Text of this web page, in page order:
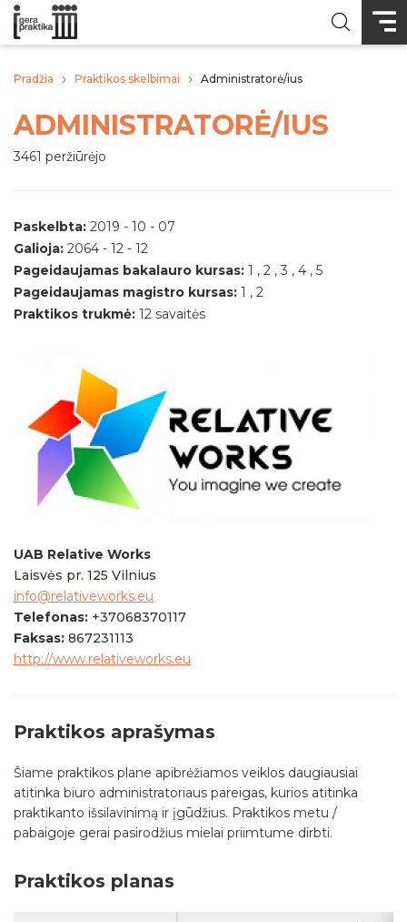
Pradžia Praktikos skelbimai Administratorė/ius
ADMINISTRATORĖ/IUS
3461 peržiūrėjo
Paskelbta: 2019 - 10 - 07
Galioja: 2064 - 12 - 12
Pageidaujamas bakalauro kursas: 1 , 2 , 3 , 4 , 5
Pageidaujamas magistro kursas: 1 , 2
Praktikos trukmė: 12 savaitės
UAB Relative Works
Laisvės pr. 125 Vilnius
info@relativeworks.eu
Telefonas: +37068370117
Faksas: 867231113
http://www.relativeworks.eu
Praktikos aprašymas
Šiame praktikos plane apibrėžiamos veiklos daugiausiai
atitinka biuro administratoriaus pareigas, kurios atitinka
praktikanto išsilavinimą ir įgūdžius. Praktikos metu /
pabaigoje gerai pasirodžius mielai priimtume dirbti.
Praktikos planas